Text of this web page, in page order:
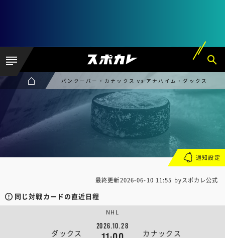
バンクーバー・カナックス vs アナハイム・ダックス
最終更新2026-06-10 11:55 byスポカレ公式
同じ対戦カードの直近日程
ダックス
2026.10.28
カナックス
NHL
通知設定